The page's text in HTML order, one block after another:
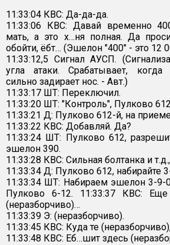
11:33:04 КВС: Да-да-да.
11:33:06 КВС: Давай временно
мать, а это х…ня полная. Да
обойти, ёбт… (Эшелон "400" - это 12
11:33:12,5 Сигнал АУСП.
угла атаки. Срабатывает,
сильно задирает нос. - Авт.)
11:33:17 ШТ: Переключил.
11:33:20 ШТ: "Контроль", Пулково
11:33:21 Д: Пулково 612-й, на
11:33:22 КВС: Добавляй. Да?
11:33:24 ШТ: Пулково 612,
эшелон 390.
11:33:28 КВС: Сильная болтанка и
11:33:34 Д: Пулково 612, набирайте
11:33:34 ШТ: Набираем эшелон 3-9-
Пулково 6-12. 11:33:37 КВС:
(неразборчиво)…
11:33:39 Э: (неразборчиво).
11:33:45 КВС: Куда те
11:33:48 КВС: Еб…шит здесь